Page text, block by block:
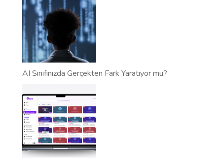
AI Sınıfınızda Gerçekten Fark Yaratıyor mu?